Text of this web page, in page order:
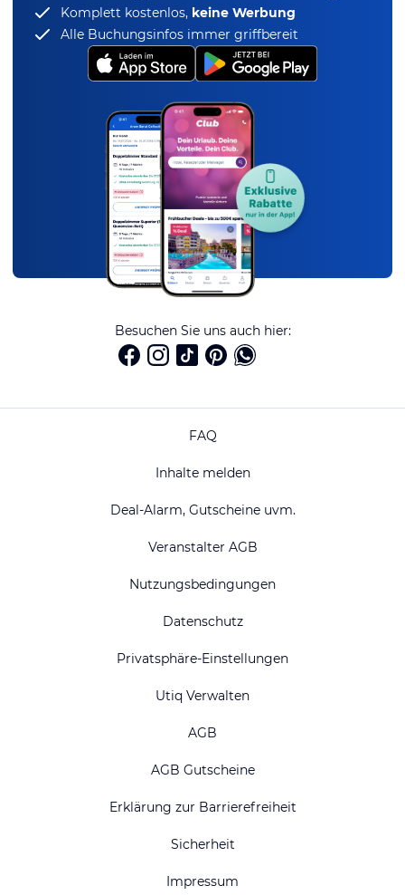
Komplett kostenlos, keine Werbung
Alle Buchungsinfos immer griffbereit
Besuchen Sie uns auch hier:
FAQ
Inhalte melden
Deal-Alarm, Gutscheine uvm.
Veranstalter AGB
Nutzungsbedingungen
Datenschutz
Privatsphäre-Einstellungen
Utiq Verwalten
AGB
AGB Gutscheine
Erklärung zur Barrierefreiheit
Sicherheit
Impressum